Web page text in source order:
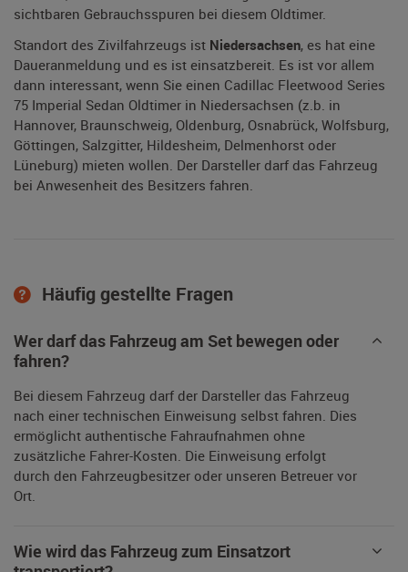
sichtbaren Gebrauchsspuren bei diesem Oldtimer.
Standort des Zivilfahrzeugs ist Niedersachsen, es hat eine
Daueranmeldung und es ist einsatzbereit. Es ist vor allem
dann interessant, wenn Sie einen Cadillac Fleetwood Series
75 Imperial Sedan Oldtimer in Niedersachsen (z.b. in
Hannover, Braunschweig, Oldenburg, Osnabrück, Wolfsburg,
Göttingen, Salzgitter, Hildesheim, Delmenhorst oder
Lüneburg) mieten wollen. Der Darsteller darf das Fahrzeug
bei Anwesenheit des Besitzers fahren.
Häufig gestellte Fragen
Wer darf das Fahrzeug am Set bewegen oder
fahren?
Bei diesem Fahrzeug darf der Darsteller das Fahrzeug
nach einer technischen Einweisung selbst fahren. Dies
ermöglicht authentische Fahraufnahmen ohne
zusätzliche Fahrer-Kosten. Die Einweisung erfolgt
durch den Fahrzeugbesitzer oder unseren Betreuer vor
Ort.
Wie wird das Fahrzeug zum Einsatzort